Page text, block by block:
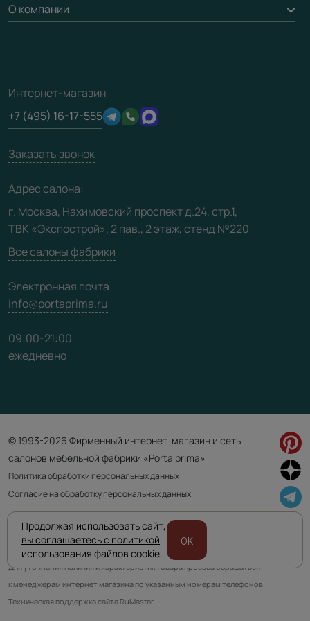
Погонаж
Вопрос-ответ
Отзывы клиентов
Техническая информация
Юридическая информация
Доставка
Дизайнерам / архитекторам
3D-модели
О компании
О фабрике
Сертификаты
Производство
Вакансии
Карта сайта
Интернет-магазин
+7 (495) 16-17-555
Заказать звонок
Адрес салона:
г. Москва, Нахимовский проспект д.24, стр.1,
ТВК «Экспострой», 2 пав., 2 этаж, стенд №220
Все салоны фабрики
Электронная почта
info@portaprima.ru
09:00-21:00
ежедневно
© 1993-2026 Фирменный интернет-магазин и сеть
салонов мебельной фабрики «Porta prima»
Политика обработки персональных данных
Согласие на обработку персональных данных
Приведенная на сайте информация не является публичной офертой
и носит информационно ознакомительный характер.
Для уточнения наличия и характеристик товара просьба обращаться
к менеджерам интернет магазина по указанным номерам телефонов.
Техническая поддержка сайта RuMaster
Продолжая использовать сайт,
вы соглашаетесь с политикой
использования файлов cookie.
OK